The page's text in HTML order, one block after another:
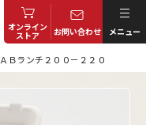
オンライン
ストア お問い合わせ メニュー
ＡＢランチ２００－２２０